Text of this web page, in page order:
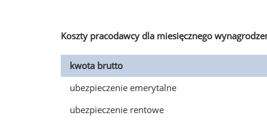
Koszty pracodawcy dla miesięcznego
kwota brutto
ubezpieczenie emerytalne
ubezpieczenie rentowe